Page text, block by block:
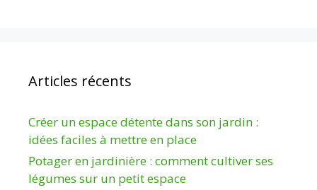
Articles récents
Créer un espace détente dans son jardin :
idées faciles à mettre en place
Potager en jardinière : comment cultiver ses
légumes sur un petit espace